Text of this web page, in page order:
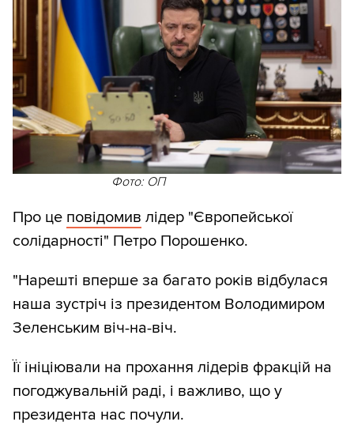
Фото: ОП
Про це повідомив лідер "Європейської
солідарності" Петро Порошенко.
"Нарешті вперше за багато років відбулася
наша зустріч із президентом Володимиром
Зеленським віч-на-віч.
Її ініціювали на прохання лідерів фракцій на
погоджувальній раді, і важливо, що у
президента нас почули.